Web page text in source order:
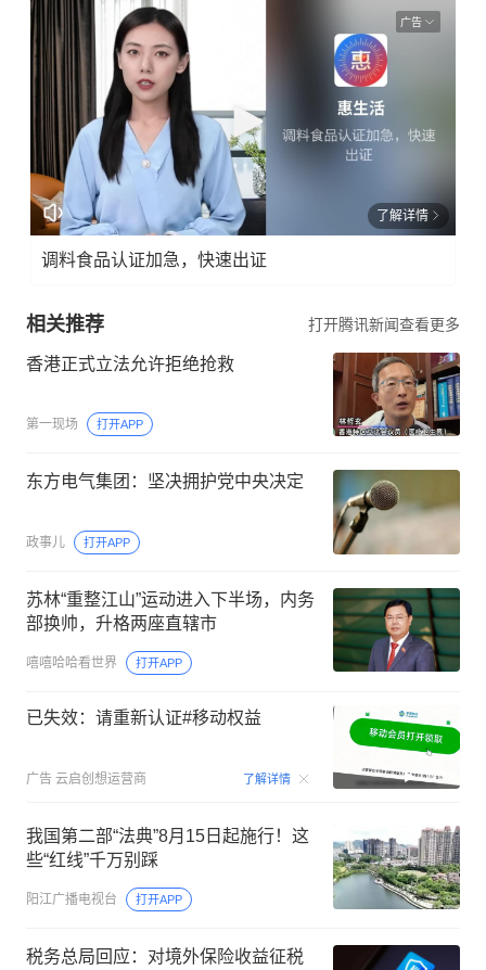
广告
了解详情
调料食品认证加急，快速出证
相关推荐 打开腾讯新闻查看更多
香港正式立法允许拒绝抢救
第一现场 打开APP
东方电气集团：坚决拥护党中央决定
政事儿 打开APP
苏林“重整江山”运动进入下半场，内务
部换帅，升格两座直辖市
嘻嘻哈哈看世界 打开APP
已失效：请重新认证#移动权益
广告 云启创想运营商 了解详情 00:15
我国第二部“法典”8月15日起施行！这
些“红线”千万别踩
阳江广播电视台 打开APP
税务总局回应：对境外保险收益征税